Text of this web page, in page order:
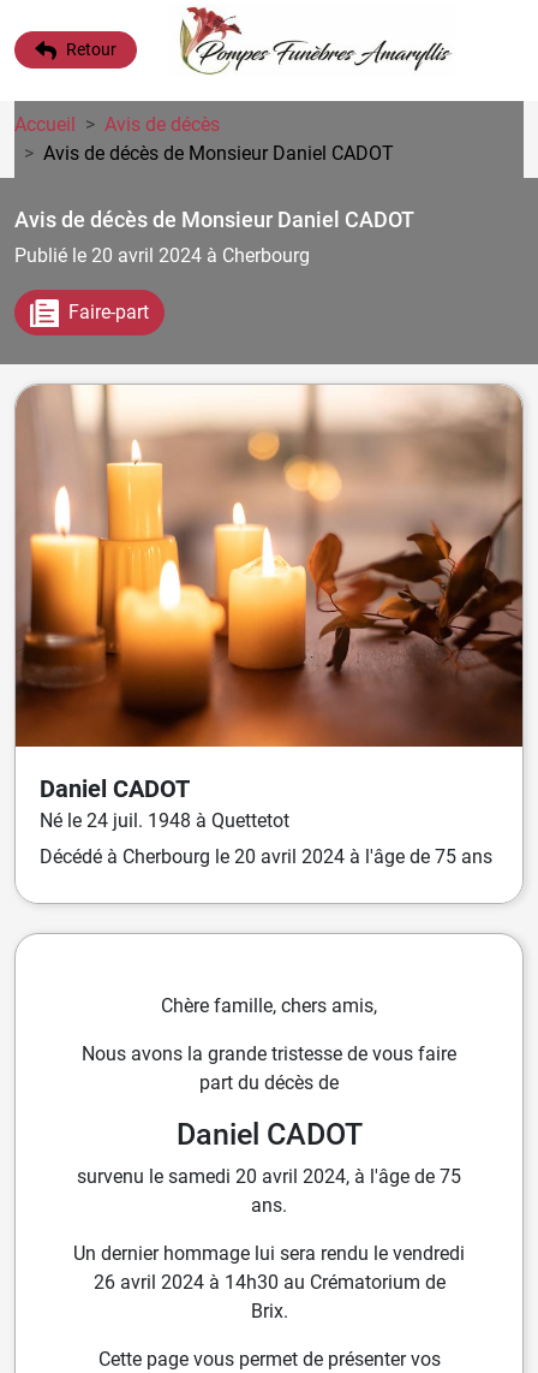
Retour
Accueil
Avis de décès
Avis de décès de Monsieur Daniel CADOT
Avis de décès de Monsieur Daniel CADOT
Publié le 20 avril 2024 à Cherbourg
Faire-part
Daniel CADOT
Né le 24 juil. 1948 à Quettetot
Décédé à Cherbourg le 20 avril 2024 à l'âge de 75 ans
Chère famille, chers amis,
Nous avons la grande tristesse de vous faire
part du décès de
Daniel CADOT
survenu le samedi 20 avril 2024, à l'âge de 75
ans.
Un dernier hommage lui sera rendu le vendredi
26 avril 2024 à 14h30 au Crématorium de
Brix.
Cette page vous permet de présenter vos